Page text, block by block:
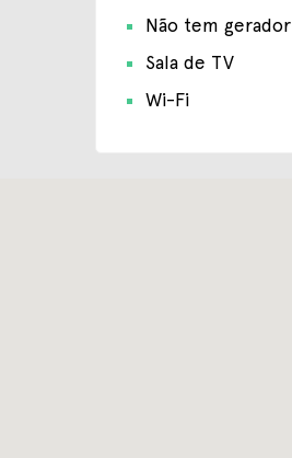
Não tem gerador
Sala de TV
Wi-Fi